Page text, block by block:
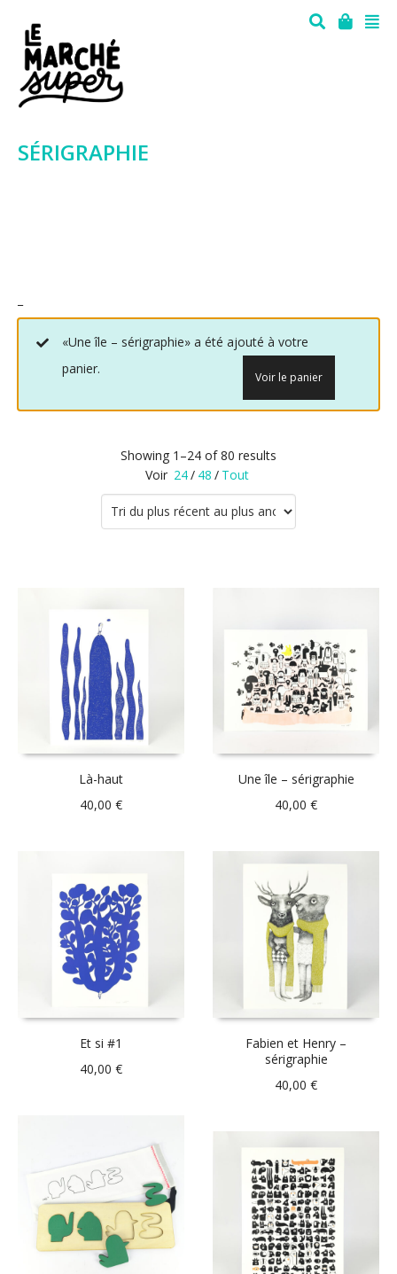
SÉRIGRAPHIE
«Une île – sérigraphie» a été ajouté à votre
panier.
Voir le panier
Showing 1–24 of 80 results
Voir 24/ 48 / Tout
Là-haut
40,00 €
Une île – sérigraphie
40,00€
Et si #1
40,00 €
Fabien et Henry –
sérigraphie
40,00€